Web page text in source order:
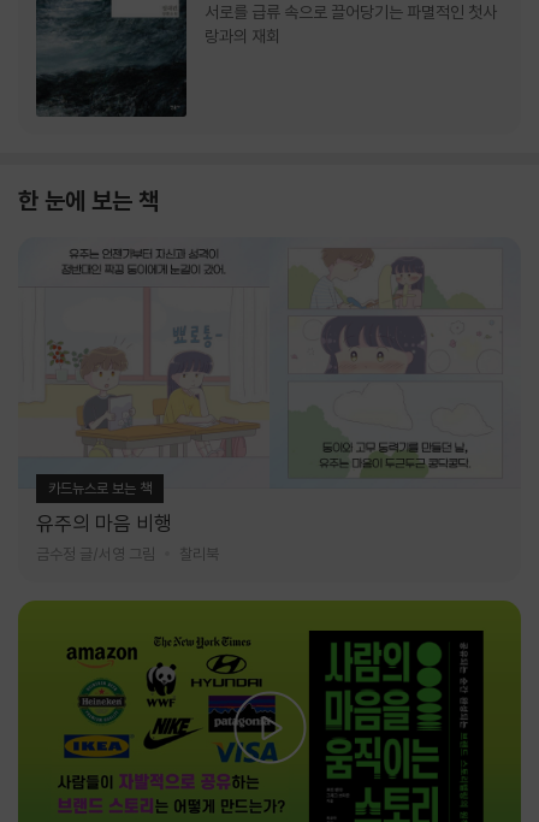
서로를 급류 속으로 끌어당기는 파멸적인 첫사
랑과의 재회
한 눈에 보는 책
카드뉴스로 보는 책
유주의 마음 비행
금수정 글/서영 그림 찰리북